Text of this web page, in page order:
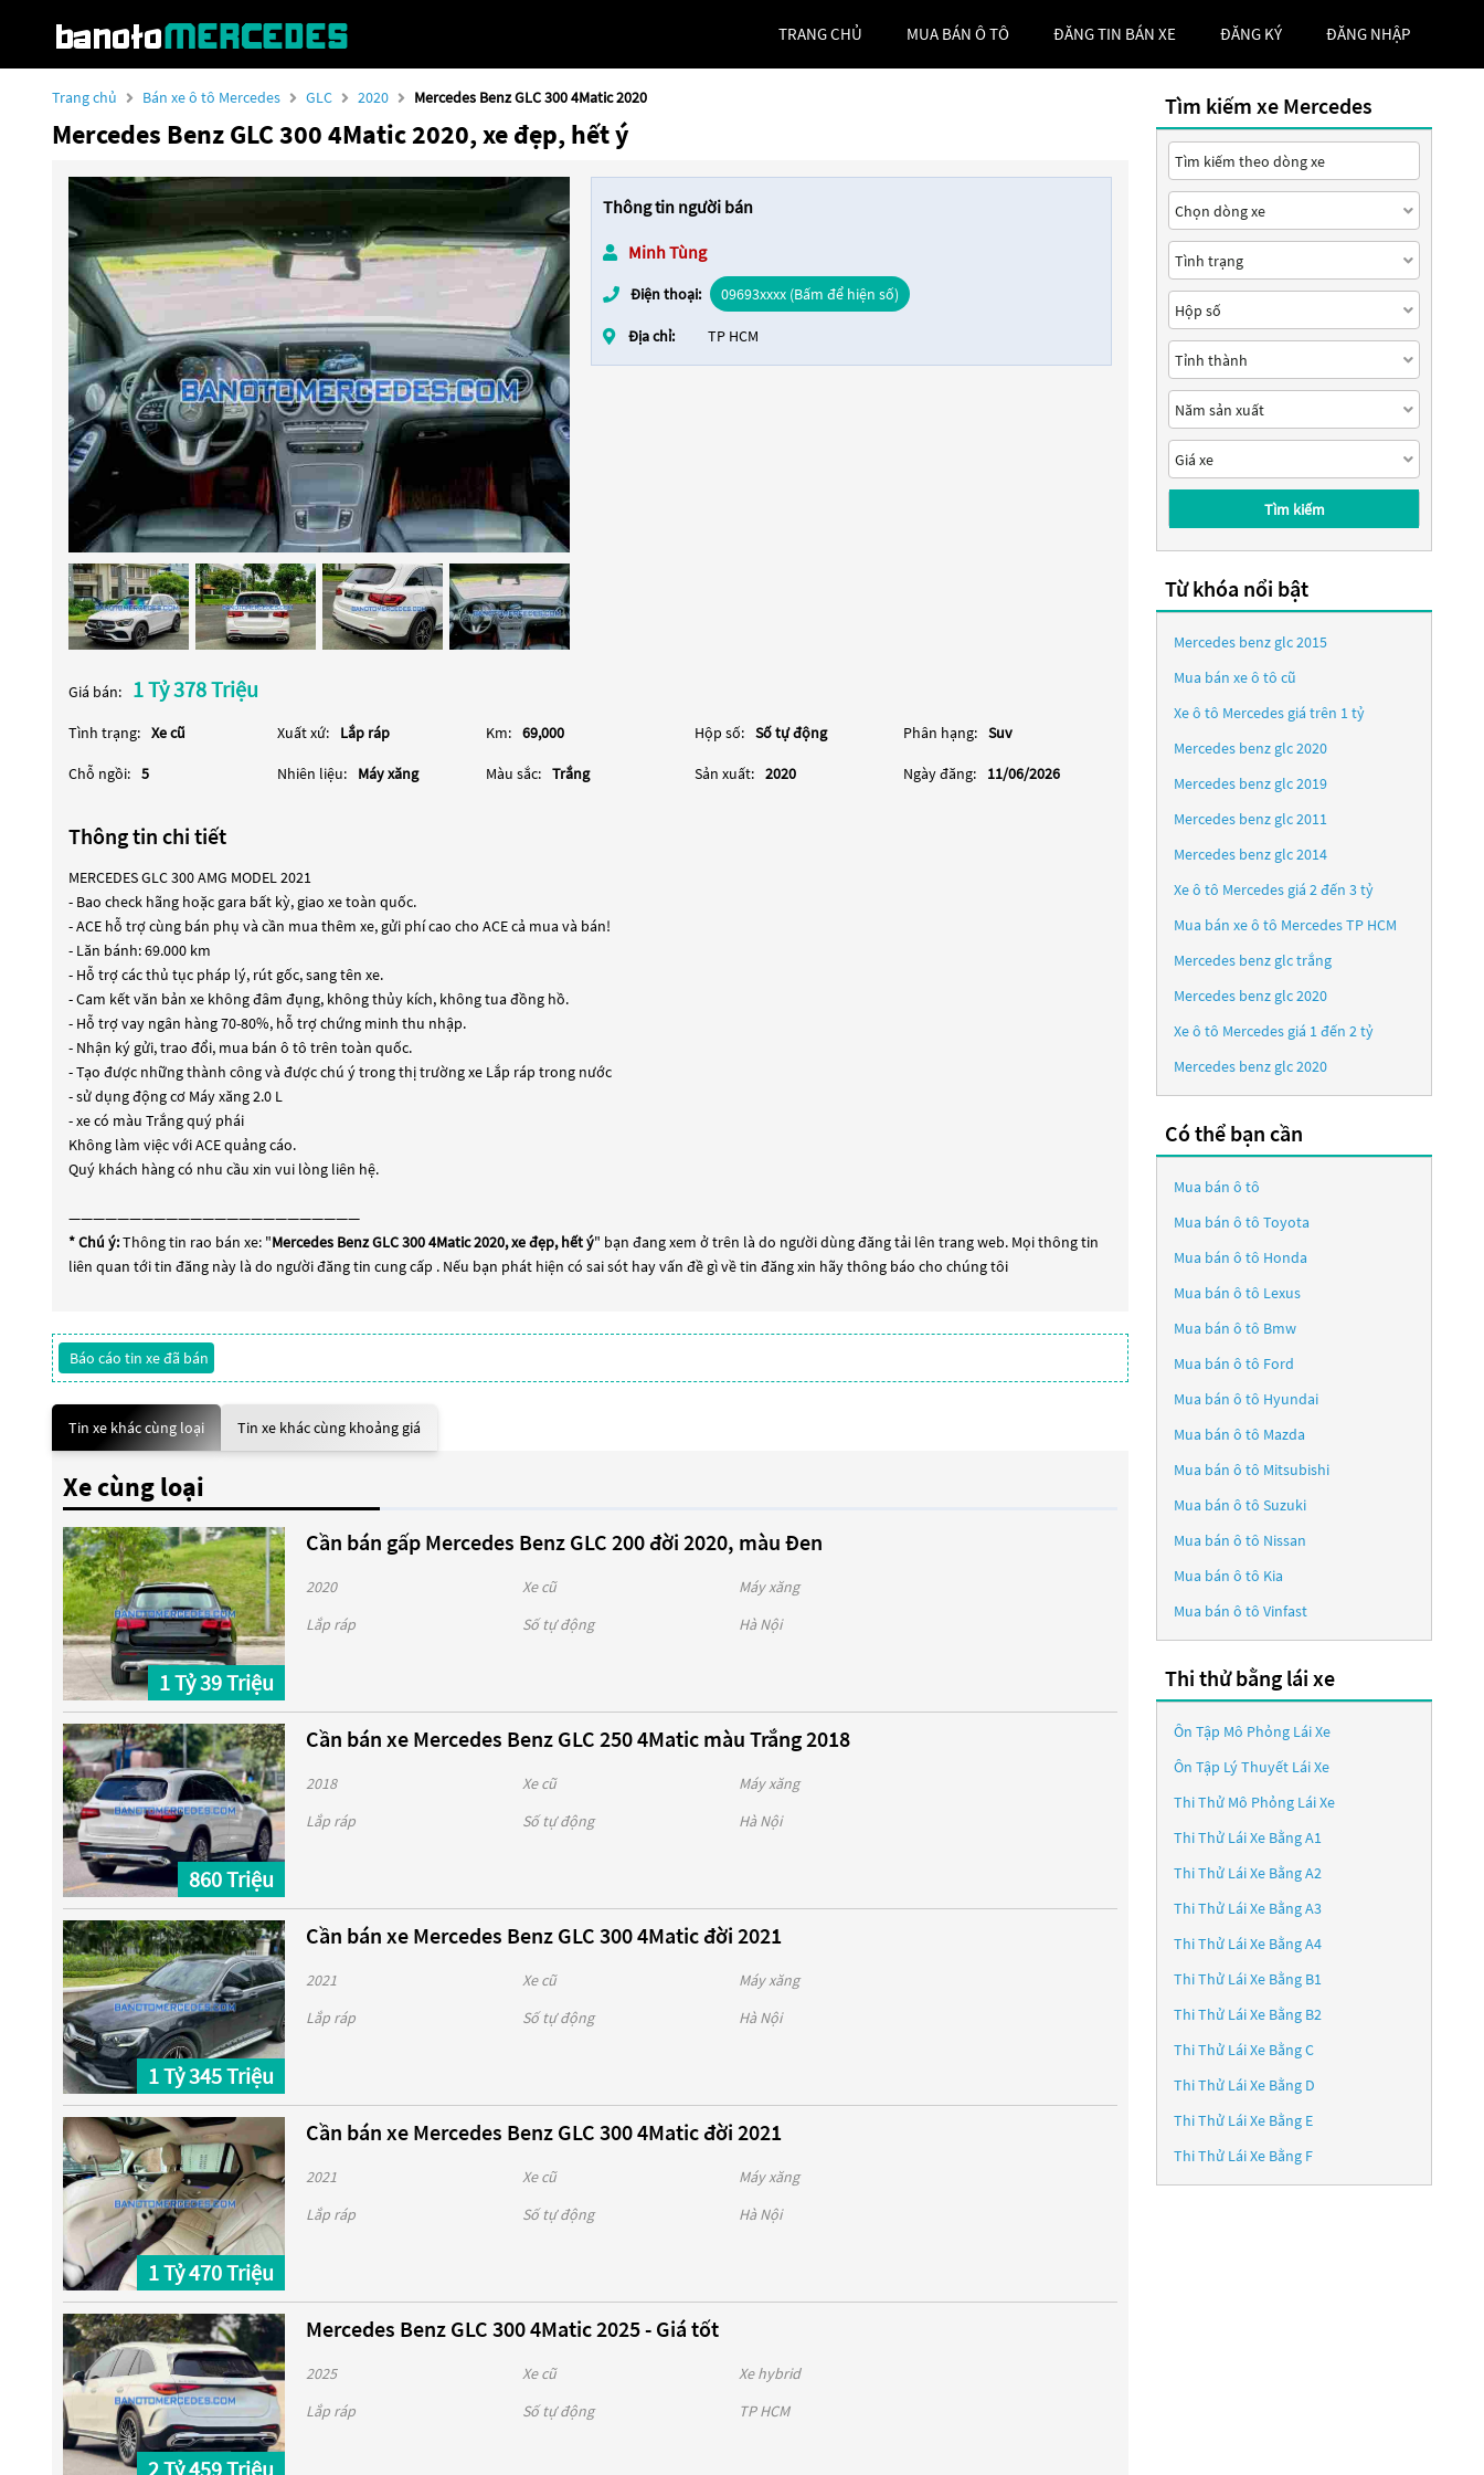
TRANG CHỦ MUA BÁN Ô TÔ ĐĂNG TIN BÁN XE ĐĂNG KÝ ĐĂNG NHẬP
Trang chủ Bán xe ô tô Mercedes GLC 2020 Mercedes Benz GLC 300 4Matic 2020
Mercedes Benz GLC 300 4Matic 2020, xe đẹp, hết ý
Thông tin người bán
Minh Tùng
Điện thoại: 09693xxxx (Bấm để hiện số)
Địa chỉ: TP HCM
Giá bán: 1 Tỷ 378 Triệu
Tình trạng: Xe cũ Xuất xứ: Lắp ráp Km: 69,000 Hộp số: Số tự động Phân hạng: Suv
Chỗ ngồi: 5 Nhiên liệu: Máy xăng Màu sắc: Trắng Sản xuất: 2020 Ngày đăng: 11/06/2026
Thông tin chi tiết
MERCEDES GLC 300 AMG MODEL 2021
- Bao check hãng hoặc gara bất kỳ, giao xe toàn quốc.
- ACE hỗ trợ cùng bán phụ và cần mua thêm xe, gửi phí cao cho ACE cả mua và bán!
- Lăn bánh: 69.000 km
- Hỗ trợ các thủ tục pháp lý, rút gốc, sang tên xe.
- Cam kết văn bản xe không đâm đụng, không thủy kích, không tua đồng hồ.
- Hỗ trợ vay ngân hàng 70-80%, hỗ trợ chứng minh thu nhập.
- Nhận ký gửi, trao đổi, mua bán ô tô trên toàn quốc.
- Tạo được những thành công và được chú ý trong thị trường xe Lắp ráp trong nước
- sử dụng động cơ Máy xăng 2.0 L
- xe có màu Trắng quý phái
Không làm việc với ACE quảng cáo.
Quý khách hàng có nhu cầu xin vui lòng liên hệ.
————————————————————————
* Chú ý:Thông tin rao bán xe: "Mercedes Benz GLC 300 4Matic 2020, xe đẹp, hết ý" bạn đang xem ở trên là do người dùng đăng tải lên trang web. Mọi thông tin
liên quan tới tin đăng này là do người đăng tin cung cấp . Nếu bạn phát hiện có sai sót hay vấn đề gì về tin đăng xin hãy thông báo cho chúng tôi
Báo cáo tin xe đã bán
Tin xe khác cùng loại Tin xe khác cùng khoảng giá
Xe cùng loại
1 Tỷ 39 Triệu
Cần bán gấp Mercedes Benz GLC 200 đời 2020, màu Đen
2020 Xe cũ
Máy xăng
Lắp ráp
Số tự động Hà Nội
860 Triệu
Cần bán xe Mercedes Benz GLC 250 4Matic màu Trắng 2018
2018 Xe cũ
Máy xăng
Lắp ráp
Số tự động Hà Nội
1 Tỷ 345 Triệu
Cần bán xe Mercedes Benz GLC 300 4Matic đời 2021
2021 Xe cũ
Máy xăng
Lắp ráp
Số tự động Hà Nội
1 Tỷ 470 Triệu
Cần bán xe Mercedes Benz GLC 300 4Matic đời 2021
2021 Xe cũ
Máy xăng
Lắp ráp
Số tự động Hà Nội
2 Tỷ 459 Triệu
Mercedes Benz GLC 300 4Matic 2025 - Giá tốt
2025 Xe cũ
Xe hybrid
Lắp ráp
Số tự động TP HCM
Tìm kiếm xe Mercedes
Tìm kiếm
Từ khóa nổi bật
Mercedes benz glc 2015
Mua bán xe ô tô cũ
Xe ô tô Mercedes giá trên 1 tỷ
Mercedes benz glc 2020
Mercedes benz glc 2019
Mercedes benz glc 2011
Mercedes benz glc 2014
Xe ô tô Mercedes giá 2 đến 3 tỷ
Mua bán xe ô tô Mercedes TP HCM
Mercedes benz glc trắng
Mercedes benz glc 2020
Xe ô tô Mercedes giá 1 đến 2 tỷ
Mercedes benz glc 2020
Có thể bạn cần
Mua bán ô tô
Mua bán ô tô Toyota
Mua bán ô tô Honda
Mua bán ô tô Lexus
Mua bán ô tô Bmw
Mua bán ô tô Ford
Mua bán ô tô Hyundai
Mua bán ô tô Mazda
Mua bán ô tô Mitsubishi
Mua bán ô tô Suzuki
Mua bán ô tô Nissan
Mua bán ô tô Kia
Mua bán ô tô Vinfast
Thi thử bằng lái xe
Ôn Tập Mô Phỏng Lái Xe
Ôn Tập Lý Thuyết Lái Xe
Thi Thử Mô Phỏng Lái Xe
Thi Thử Lái Xe Bằng A1
Thi Thử Lái Xe Bằng A2
Thi Thử Lái Xe Bằng A3
Thi Thử Lái Xe Bằng A4
Thi Thử Lái Xe Bằng B1
Thi Thử Lái Xe Bằng B2
Thi Thử Lái Xe Bằng C
Thi Thử Lái Xe Bằng D
Thi Thử Lái Xe Bằng E
Thi Thử Lái Xe Bằng F